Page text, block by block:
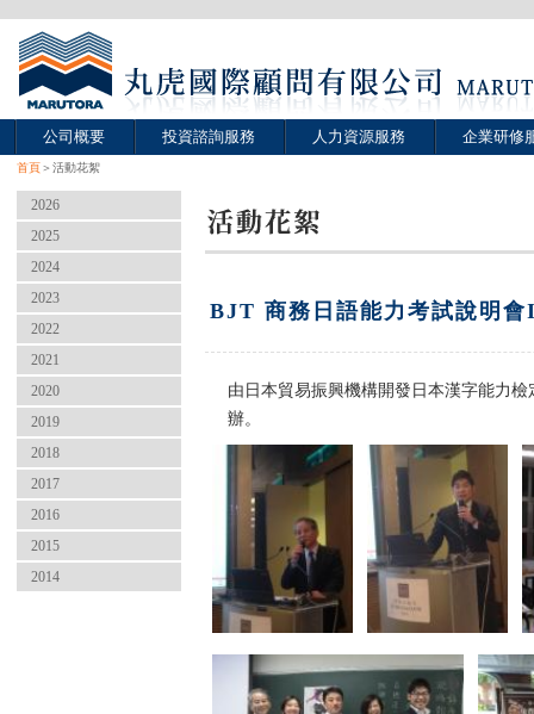
公司概要 投資諮詢服務 人力資源服務 企業研修
首頁＞活動花絮
2026
2025
2024
2023
2022
2021
2020
2019
2018
2017
2016
2015
2014
BJT 商務日語能力考試說明
由日本貿易振興機構開發日本漢字能力
辦。